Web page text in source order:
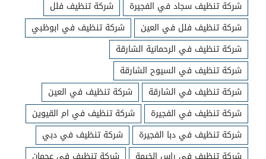
شركة تنظيف سجاد في الفجيرة
شركة تنظيف فلل
شركة تنظيف فلل في العين
شركة تنظيف في ابوظبي
شركة تنظيف في الرحمانية الشارقة
شركة تنظيف في السيوح الشارقة
شركة تنظيف في الشارقة
شركة تنظيف في العين
شركة تنظيف في الفجيرة
شركة تنظيف في ام القيوين
شركة تنظيف في دبا الفجيرة
شركة تنظيف في دبي